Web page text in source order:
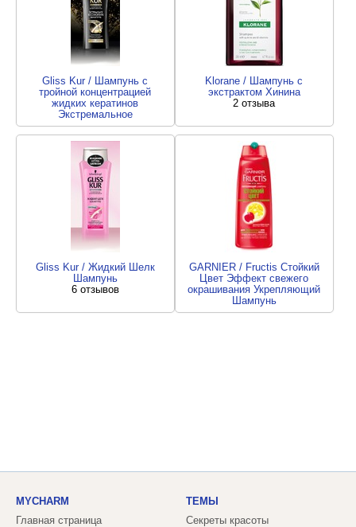
Gliss Kur / Шампунь с
тройной концентрацией
жидких кератинов
Экстремальное
Восстановление
2 отзыва
Klorane / Шампунь с
экстрактом Хинина
2 отзыва
Gliss Kur / Жидкий Шелк
Шампунь
6 отзывов
GARNIER / Fructis Стойкий
Цвет Эффект свежего
окрашивания Укрепляющий
Шампунь
1 отзыв
MYCHARM
Главная страница
ТЕМЫ
Секреты красоты